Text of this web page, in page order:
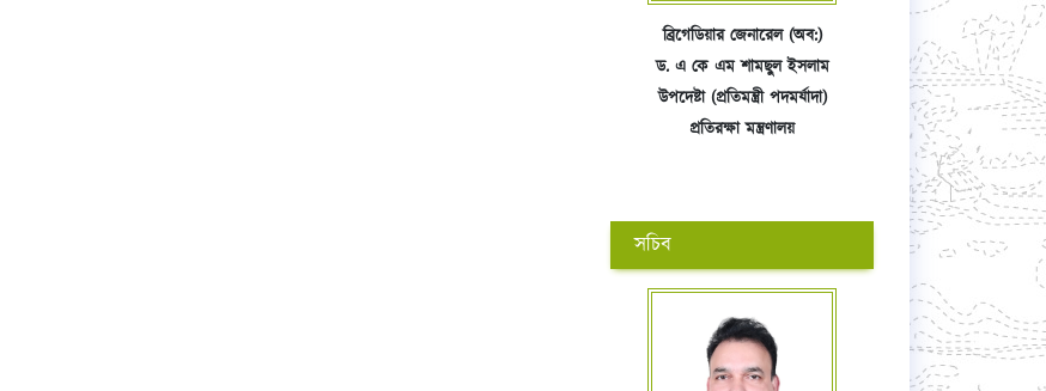
ব্রিগেডিয়ার জেনারেল (অব:)
ড. এ কে এম শামছুল ইসলাম
উপদেষ্টা (প্রতিমন্ত্রী পদমর্যাদা)
প্রতিরক্ষা মন্ত্রণালয়
সচিব